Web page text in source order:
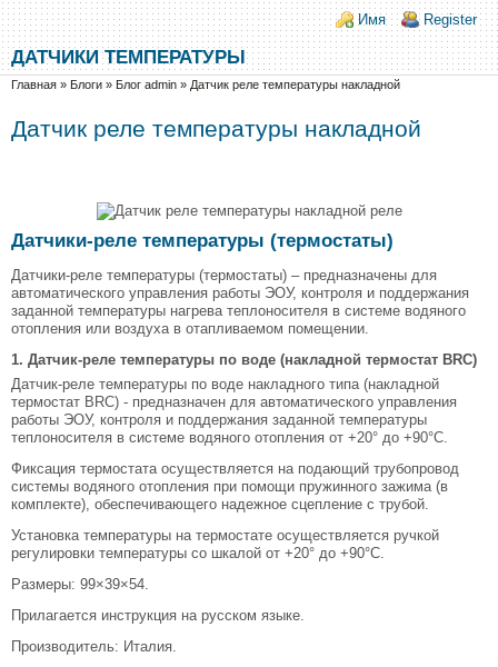
Перейти к основному содержанию
Skip to search
Login links
Имя Register
ДАТЧИКИ ТЕМПЕРАТУРЫ
Вы здесь
Главная » Блоги » Блог admin » Датчик реле температуры накладной
Датчик реле температуры накладной
Датчики-реле температуры (термостаты)
Датчики-реле температуры (термостаты) – предназначены для
автоматического управления работы ЭОУ, контроля и поддержания
заданной температуры нагрева теплоносителя в системе водяного
отопления или воздуха в отапливаемом помещении.
1. Датчик-реле температуры по воде (накладной термостат BRC)
Датчик-реле температуры по воде накладного типа (накладной
термостат BRC) - предназначен для автоматического управления
работы ЭОУ, контроля и поддержания заданной температуры
теплоносителя в системе водяного отопления от +20° до +90°С.
Фиксация термостата осуществляется на подающий трубопровод
системы водяного отопления при помощи пружинного зажима (в
комплекте), обеспечивающего надежное сцепление с трубой.
Установка температуры на термостате осуществляется ручкой
регулировки температуры со шкалой от +20° до +90°С.
Размеры: 99×39×54.
Прилагается инструкция на русском языке.
Производитель: Италия.